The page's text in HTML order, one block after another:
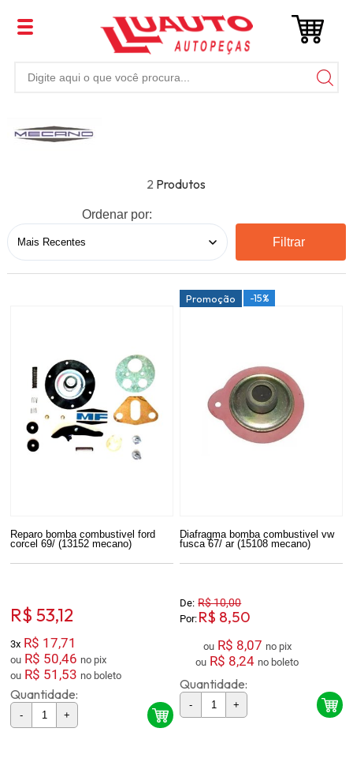
2
Ordenar por:
Filtrar
Reparo bomba combustivel ford
corcel 69/ (13152 mecano)
R$ 53,12
3x R$ 17,71
ou R$ 50,46
no pix
ou R$ 51,53 no boleto
Quantidade:
- +
Promoção -15%
Diafragma bomba combustivel vw
fusca 67/ ar (15108 mecano)
De: R$ 10,00
Por: R$ 8,50
ou R$ 8,07
no pix
ou R$ 8,24 no boleto
Quantidade:
- +